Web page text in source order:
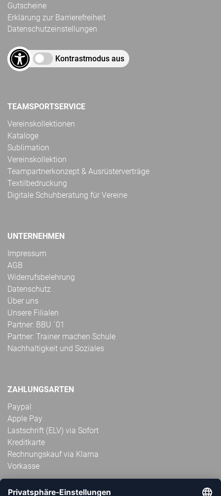
Gutscheine
Erklärung zur Barrierefreiheit
Datenschutzeinstellungen
Kontrastmodus aus
TEAMSPORTSERVICE
Vereinskollektionen
Kataloge
Sublimation
Vereinskollektion
Teampartnerkonzept & Ausrüsterverträge
Textilbedruckung
Digitale Schuhberatung für Vereine
UNTERNEHMEN
Impressum
AGB
Widerrufsbelehrung
Datenschutz
Über uns
Unsere Filialen
Partner: BBU ´01
Partner: Trainer machen Schule
Nachhaltigkeit und Soziales
ZAHLUNGSARTEN
Paypal
Apple Pay
Lastschrift (ELV) via Sofort
Kreditkarte
Rechnungskauf via Klarna
Vorkasse